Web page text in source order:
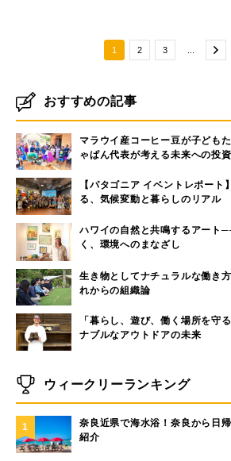
1 2 3
おすすめの記事
マラウイ産コーヒー豆が子ども
ゃぱん代表が考える未来への投
【パタゴニア イベントレポート
る、気候変動と暮らしのリアル
ハワイの自然と共鳴するアー
く、環境へのまなざし
生き物としてナチュラルな働き
れからの組織論
「暮らし、遊び、働く場所を守
ナブルなアウトドアの未来
ウィークリーランキング
1
奈良近県で海水浴！奈良から日
紹介